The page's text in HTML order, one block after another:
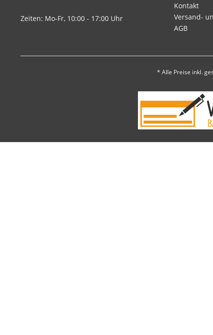
Zeiten: Mo-Fr, 10:00 - 17:00 Uhr
Kontakt
Versand-
AGB
* Alle Preise inkl.